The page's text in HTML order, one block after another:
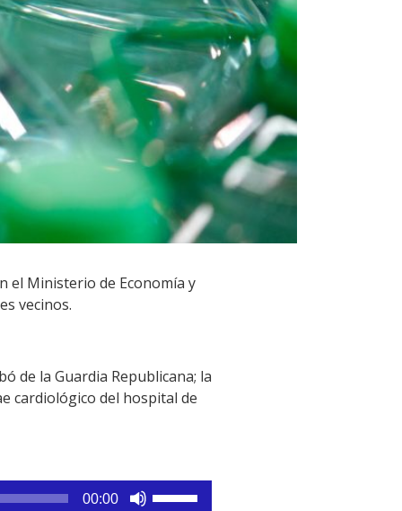
el Ministerio de Economía y
vecinos.
de la Guardia Republicana; la
cardiológico del hospital de
00:00